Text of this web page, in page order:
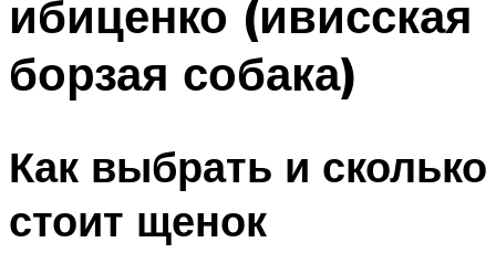
ибиценко (ивисская
борзая собака)
Как выбрать и сколько
стоит щенок